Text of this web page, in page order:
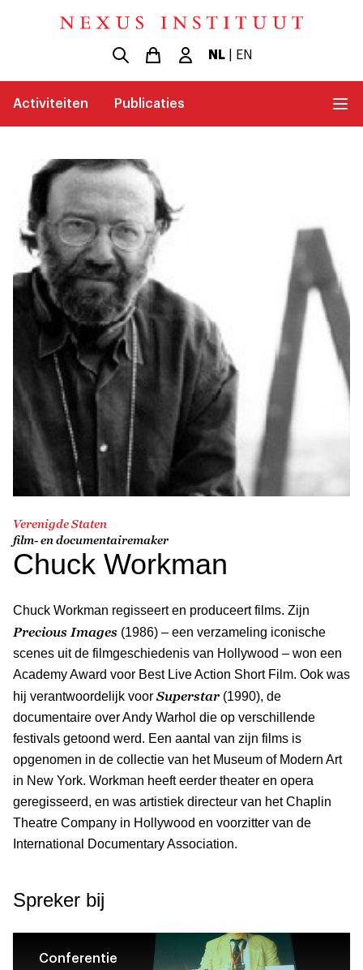
NL| EN
Activiteiten Publicaties
Verenigde Staten
film- en documentairemaker
Chuck Workman
Chuck Workman regisseert en produceert films. Zijn
Precious Images (1986) – een verzameling iconische
scenes uit de filmgeschiedenis van Hollywood – won een
Academy Award voor Best Live Action Short Film. Ook was
hij verantwoordelijk voor Superstar (1990), de
documentaire over Andy Warhol die op verschillende
festivals getoond werd. Een aantal van zijn films is
opgenomen in de collectie van het Museum of Modern Art
in New York. Workman heeft eerder theater en opera
geregisseerd, en was artistiek directeur van het Chaplin
Theatre Company in Hollywood en voorzitter van de
International Documentary Association.
Spreker bij
Conferentie